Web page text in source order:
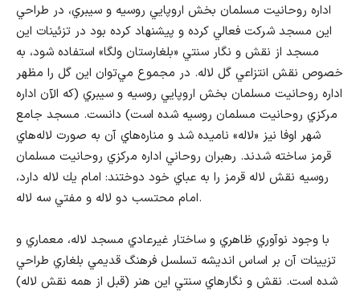
اداره روحانيت مسلمان بخش اروپايي روسيه و سيبري، در طراحي
اين مسجد شركت فعالي كرده و پيشنهاد كرده بود در تزئينات اين
مسجد از نقش و نگار سنتي «بلغارستان ولگا» استفاده شود، به
خصوص نقش انتزاعي گل لاله. در مجموع مي‌توان اين گل را مظهر
اداره روحانيت مسلمان بخش اروپايي روسيه و سيبري (كه الآن اداره
مرکزي روحانيت مسلمان روسيه شده است) دانست. مسجد جامع
شهر اوفا نيز «لاله» ناميده شد و مناره‌هاي آن به صورت لاله‌هاي
قرمز ساخته شدند. رهبران روحاني اداره مرکزي روحانيت مسلمان
روسيه نقش لاله قرمز را به عباي خود دوختند: امام يك لاله دارد،
امام محتسب دو لاله و مفتي سه لاله.
با وجود نوآوري ظاهري و ساختار غيرعادي مسجد لاله، معماري و
تزيينات آن بر اساس انديشه تسلسل فرهنگ قديمي بلغاري طراحي
شده است. نقش و نگارهاي سنتي اين هنر (قبل از همه نقش لاله)